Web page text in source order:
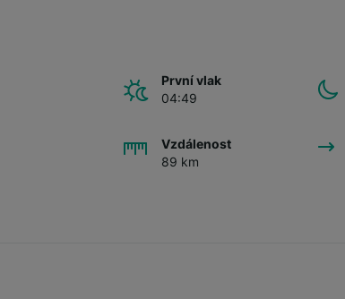
První vlak
04:49
Vzdálenost
89 km